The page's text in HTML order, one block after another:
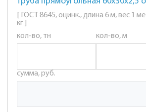
[ ГОСТ 8645, оцинк., длина 6 м, вес 1
кг ]
кол-во, тн
кол-во, м
сумма, руб.